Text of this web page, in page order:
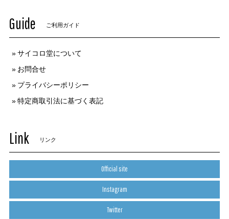
Guide ご利用ガイド
サイコロ堂について
お問合せ
プライバシーポリシー
特定商取引法に基づく表記
Link リンク
Official site
Instagram
Twitter